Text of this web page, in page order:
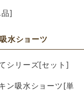
]
水ショーツ
シリーズ[セット]
ン吸水ショーツ[単